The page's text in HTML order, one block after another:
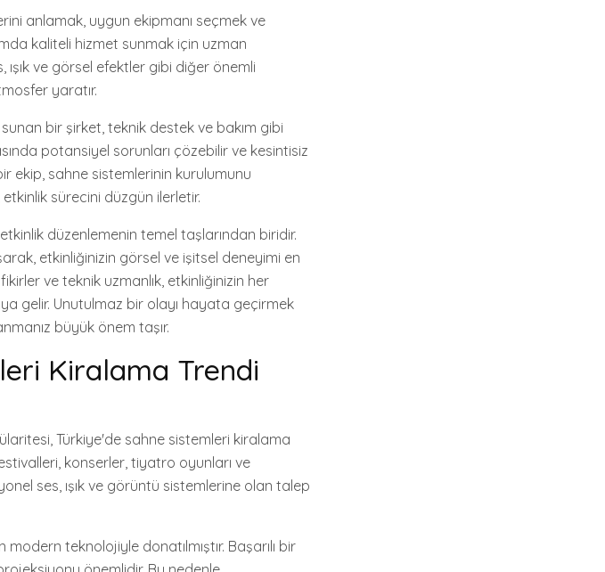
anlamak, uygun ekipmanı seçmek ve
kaliteli hizmet sunmak için uzman
ışık ve görsel efektler gibi diğer önemli
yaratır.
bir şirket, teknik destek ve bakım gibi
potansiyel sorunları çözebilir ve kesintisiz
ekip, sahne sistemlerinin kurulumunu
sürecini düzgün ilerletir.
düzenlemenin temel taşlarından biridir.
etkinliğinizin görsel ve işitsel deneyimi en
ve teknik uzmanlık, etkinliğinizin her
gelir. Unutulmaz bir olayı hayata geçirmek
büyük önem taşır.
Kiralama Trendi
Türkiye'de sahne sistemleri kiralama
konserler, tiyatro oyunları ve
ses, ışık ve görüntü sistemlerine olan talep
teknolojiyle donatılmıştır. Başarılı bir